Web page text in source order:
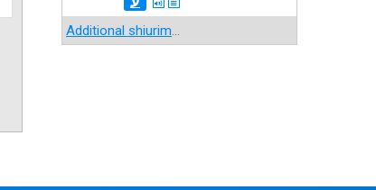
Additional shiurim...